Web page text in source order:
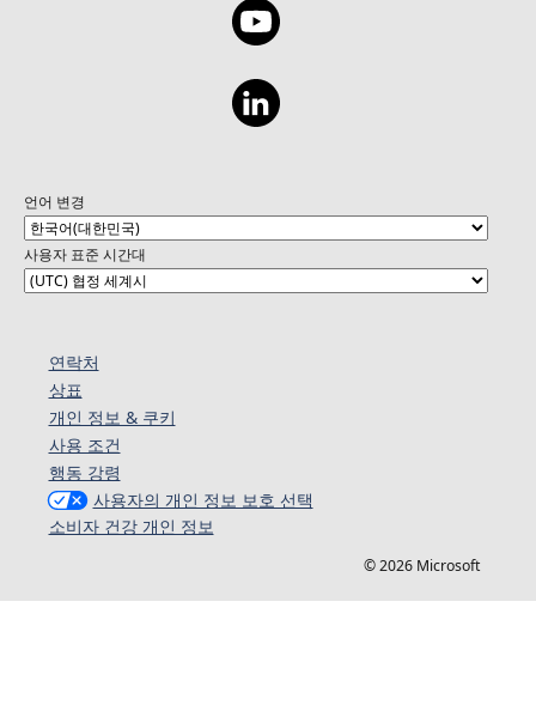
언어 변경
사용자 표준 시간대
연락처
상표
개인 정보 & 쿠키
사용 조건
행동 강령
사용자의 개인 정보 보호 선택
소비자 건강 개인 정보
© 2026 Microsoft